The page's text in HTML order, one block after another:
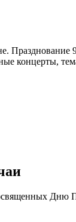
концерты,
Дню